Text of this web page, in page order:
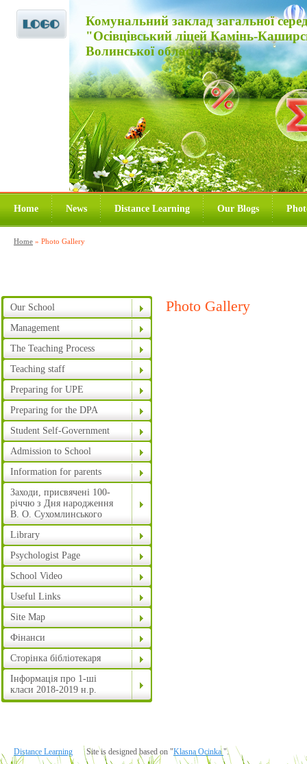
Комунальний заклад загальної
"Осівцівський ліцей Камінь-
Волинської області
Home News Distance Learning Our Blogs
Home » Photo Gallery
Our School
Management
The Teaching Process
Teaching staff
Preparing for UPE
Preparing for the DPA
Student Self-Government
Admission to School
Information for parents
Заходи, присвячені 100-
річчю з Дня народження
В. О. Сухомлинського
Library
Psychologist Page
School Video
Useful Links
Site Map
Фінанси
Сторінка бібліотекаря
Інформація про 1-ші
класи 2018-2019 н.р.
Photo Gallery
Distance Learning Site is designed based on "Klasna Ocinka".